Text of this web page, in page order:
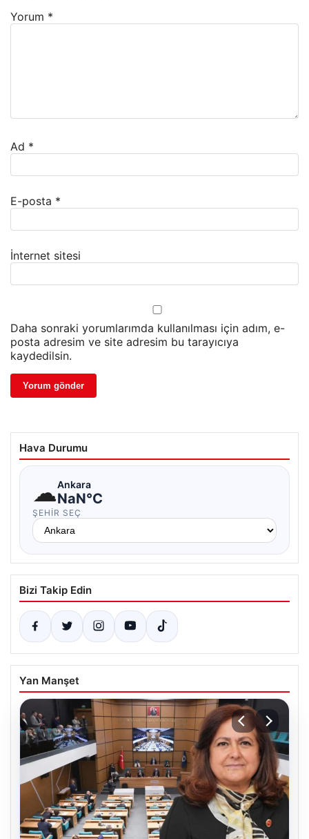
Yorum *
Ad *
E-posta *
İnternet sitesi
Daha sonraki yorumlarımda kullanılması için adım, e-
posta adresim ve site adresim bu tarayıcıya
kaydedilsin.
Hava Durumu
☁Ankara
NaN°C
ŞEHIR SEÇ
Bizi Takip Edin
Yan Manşet